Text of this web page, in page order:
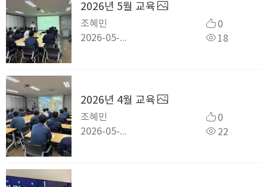
2026년 5월 교육
조혜민
0
18
2026-05-29
2026년 4월 교육
조혜민
0
22
2026-05-18